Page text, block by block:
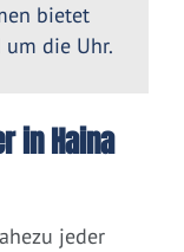
bietet
die Uhr.
in Haina
jeder